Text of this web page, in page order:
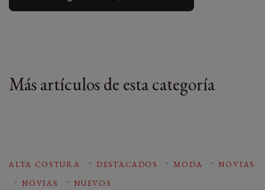
Más artículos de esta categoría
ALTA COSTURA DESTACADOS MODA
NOVIAS
NOVIAS
NUEVOS